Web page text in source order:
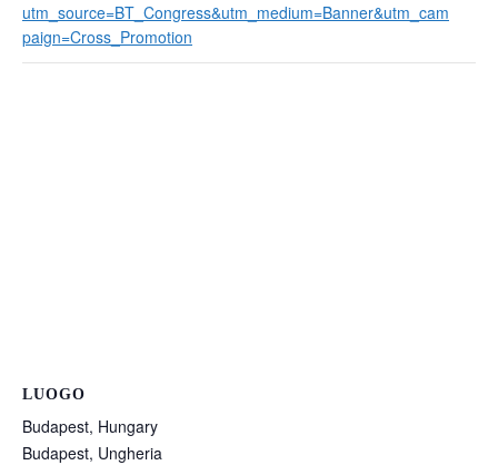
utm_source=BT_Congress&utm_medium=Banner&utm_cam
paign=Cross_Promotion
LUOGO
Budapest, Hungary
Budapest, Ungheria